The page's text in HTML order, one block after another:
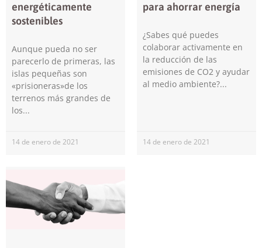
energéticamente
sostenibles
Aunque pueda no ser
parecerlo de primeras, las
islas pequeñas son
«prisioneras»de los
terrenos más grandes de
los
14 de enero de 2021
para ahorrar energía
¿Sabes qué puedes
colaborar activamente en
la reducción de las
emisiones de CO2 y ayudar
al medio ambiente?
14 de enero de 2021